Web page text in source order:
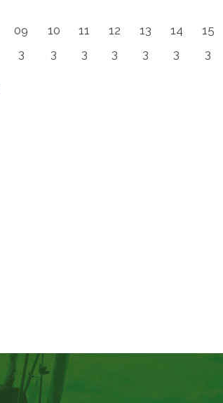
09 10 11 12 13 14 15
3 3 3 3 3 3 3